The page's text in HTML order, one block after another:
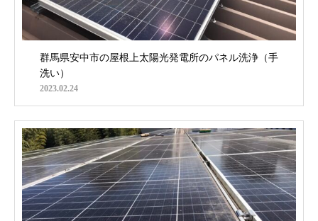
群馬県安中市の屋根上太陽光発電所のパネル洗浄（手
洗い）
2023.02.24